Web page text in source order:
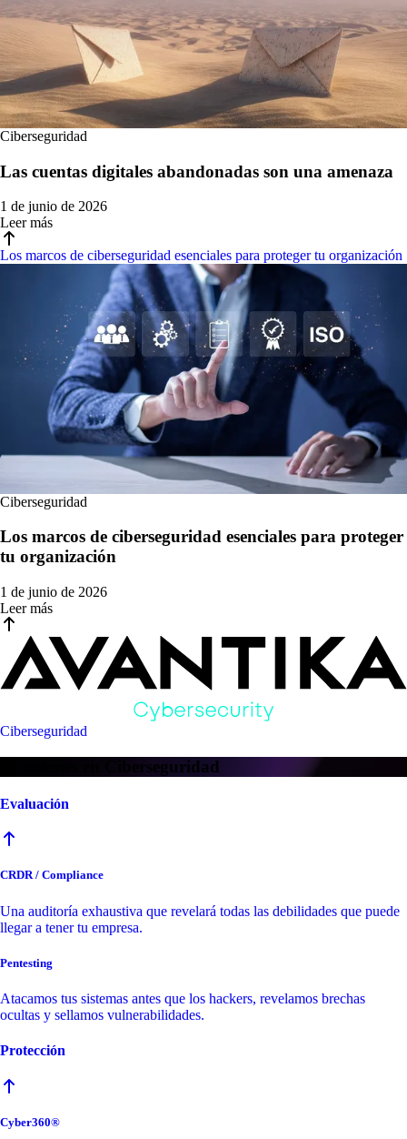
Ciberseguridad
Soluciones en Ciberseguridad
Evaluación
CRDR / Compliance
Una auditoría exhaustiva que revelará todas las debilidades que puede
llegar a tener tu empresa.
Pentesting
Atacamos tus sistemas antes que los hackers, revelamos brechas
ocultas y sellamos vulnerabilidades.
Protección
Cyber360®
Ciberseguridad
Las cuentas digitales abandonadas son una amenaza
1 de junio de 2026
Leer más
Los marcos de ciberseguridad esenciales para proteger tu organización
Ciberseguridad
Los marcos de ciberseguridad esenciales para proteger
tu organización
1 de junio de 2026
Leer más